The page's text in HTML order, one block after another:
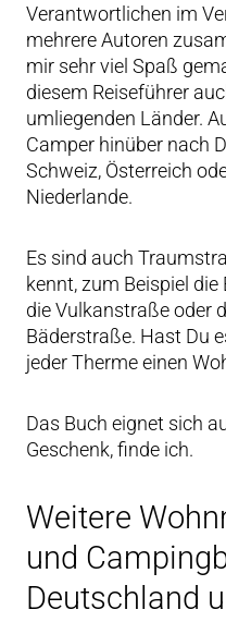
Verantwortlichen im
mehrere Autoren
mir sehr viel Spaß
diesem Reiseführer
umliegenden Länder.
Camper hinüber nach
Schweiz, Österreich
Niederlande.
Es sind auch
kennt, zum Beispiel
die Vulkanstraße oder
Bäderstraße. Hast Du
jeder Therme einen
Das Buch eignet sich
Geschenk, finde ich.
Weitere
und
Deutschland